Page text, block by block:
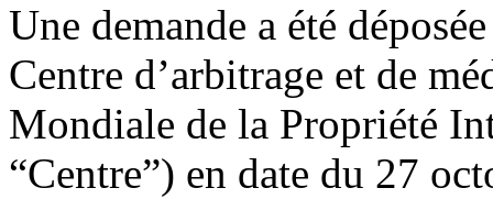
Une demande a été
Centre d’arbitrage et de
Mondiale de la Propriété
“Centre”) en date du 27